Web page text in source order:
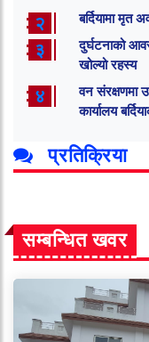
२ बर्दियामा मृत
३
दुर्घटनाको
खोल्यो रहस्य
४
वन संरक्षणमा
कार्यालय
प्रतिक्रिया
सम्बन्धित खवर